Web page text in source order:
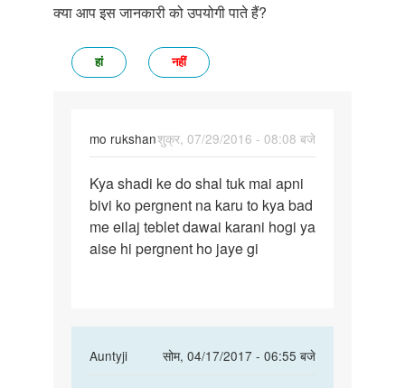
क्या आप इस जानकारी को उपयोगी पाते हैं?
हां नहीं
mo rukshanशुक्र, 07/29/2016 - 08:08 बजे
Kya
shadi
ke
do
Kya shadi ke do shal tuk mai apni
bivi ko pergnent na karu to kya bad
me eilaj teblet dawai karani hogi ya
aise hi pergnent ho jaye gi
Auntyji
सोम, 04/17/2017 - 06:55 बजे
In